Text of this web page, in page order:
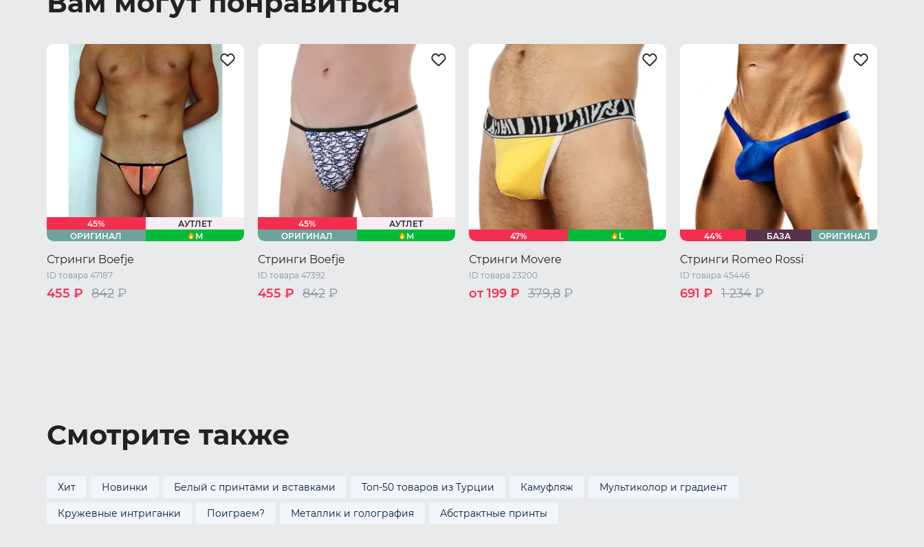
45%
АУТЛЕТ
ОРИГИНАЛ
M
Стринги Boefje
ID товара 47187
455 ₽ 842 ₽
45%
АУТЛЕТ
ОРИГИНАЛ
M
Стринги Boefje
ID товара 47392
455 ₽ 842 ₽
47% L
Стринги Movere
ID товара 23200
от 199 ₽ 379,8 ₽
44% БАЗА ОРИГИНАЛ
Стринги Romeo Rossi
ID товара 45446
691 ₽ 1 234 ₽
Смотрите также
Хит Новинки Белый с принтами и вставками Топ-50 товаров из Турции Камуфляж Мультиколор и градиент
Кружевные интриганки Поиграем? Металлик и голография Абстрактные принты